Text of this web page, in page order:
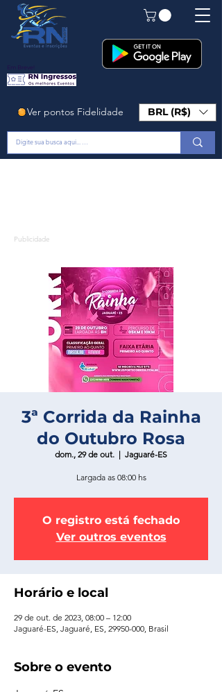
Em Breve!
Ver pontos Fidelidade BRL (R$)
Publicidade
3ª Corrida da Rainha
do Outubro Rosa
dom., 29 de out.
  |
Jaguaré-ES
Largada as 08:00 hs
O registro está fechado
Ver outros eventos
Horário e local
29 de out. de 2023, 08:00 – 12:00
Jaguaré-ES, Jaguaré, ES, 29950-000, Brasil
Sobre o evento